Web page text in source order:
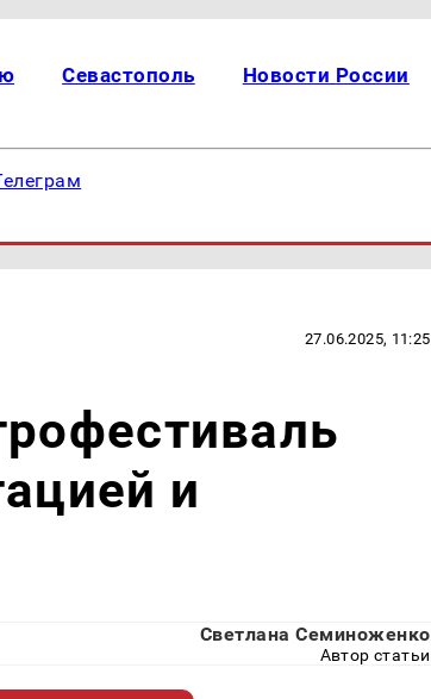
Севастополь Новости России
27.06.2025, 11:25
и
Светлана Семиноженко
Автор статьи